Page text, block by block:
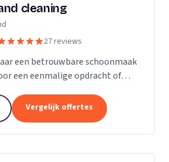
cleaning
27 reviews
een betrouwbare schoonmaak
een eenmalige opdracht of
die zich uit wilt breiden in
Vergelijk offertes